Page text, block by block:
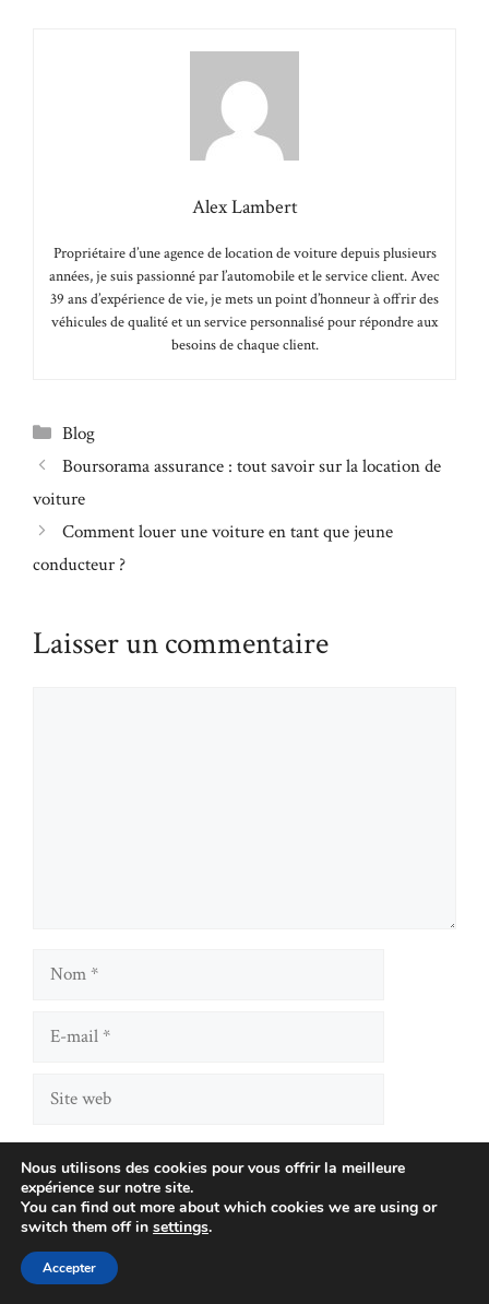
Alex Lambert
Propriétaire d’une agence de location de voiture depuis plusieurs
années, je suis passionné par l’automobile et le service client. Avec
39 ans d’expérience de vie, je mets un point d’honneur à offrir des
véhicules de qualité et un service personnalisé pour répondre aux
besoins de chaque client.
Catégories
Blog
Boursorama assurance : tout savoir sur la location de
voiture
Comment louer une voiture en tant que jeune
conducteur ?
Laisser un commentaire
Enregistrer mon nom, mon e-mail et mon site dans le
navigateur pour mon prochain commentaire.
Nous utilisons des cookies pour vous offrir la meilleure
expérience sur notre site.
You can find out more about which cookies we are using or
switch them off in settings.
Accepter